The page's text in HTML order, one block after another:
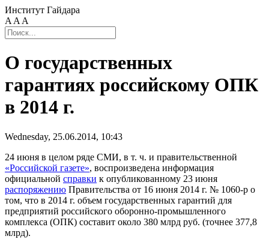
Институт Гайдара
A A A
О государственных
гарантиях российскому ОПК
в 2014 г.
Wednesday, 25.06.2014, 10:43
24 июня в целом ряде СМИ, в т. ч. и правительственной
«Российской газете», воспроизведена информация
официальной справки к опубликованному 23 июня
распоряжению Правительства от 16 июня 2014 г. № 1060-р о
том, что в 2014 г. объем государственных гарантий для
предприятий российского оборонно-промышленного
комплекса (ОПК) составит около 380 млрд руб. (точнее 377,8
млрд).